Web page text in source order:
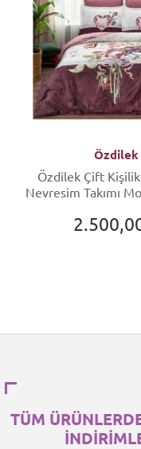
Özdilek
Özdilek Çift
Nevresim Takımı
TÜM